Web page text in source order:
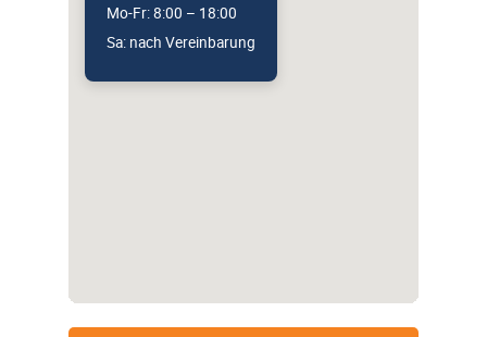
Mo-Fr: 8:00 – 18:00
Sa: nach Vereinbarung